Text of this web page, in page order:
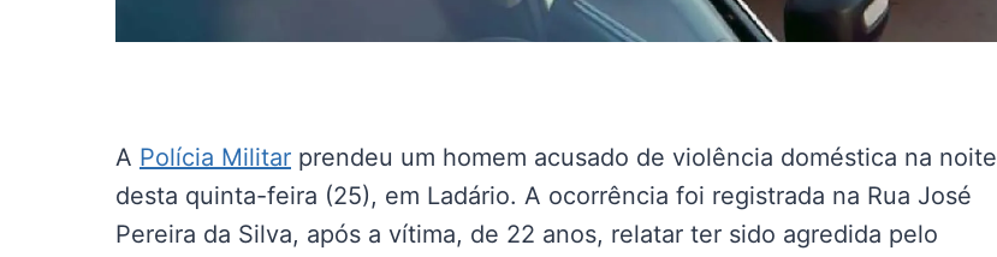
A Polícia Militar prendeu um homem acusado de violência doméstica na noite
desta quinta-feira (25), em Ladário. A ocorrência foi registrada na Rua José
Pereira da Silva, após a vítima, de 22 anos, relatar ter sido agredida pelo